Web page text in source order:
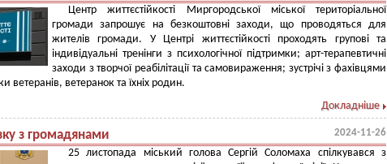
Центр життєстійкості Миргородської міської територіальної
громади запрошує на безкоштовні заходи, що проводяться для
жителів громади. У Центрі життєстійкості проходять групові та
індивідуальні тренінги з психологічної підтримки; арт-терапевтичні
заходи з творчої реабілітації та самовираження; зустрічі з фахівцями
ветеранів, ветеранок та їхніх родин.
Докладніше
з громадянами 2024-11-26
25 листопада міський голова Сергій Соломаха спілкувався з